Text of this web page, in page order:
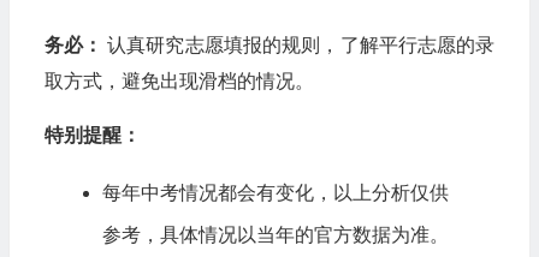
务必： 认真研究志愿填报的规则，了解平行志愿的录
取方式，避免出现滑档的情况。
特别提醒：
每年中考情况都会有变化，以上分析仅供
参考，具体情况以当年的官方数据为准。